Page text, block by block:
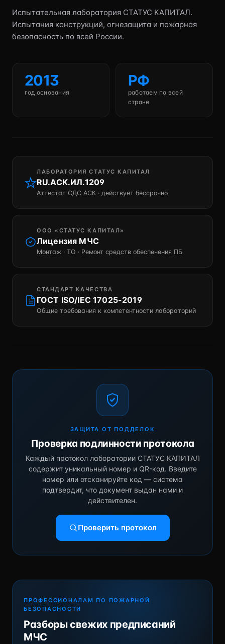
Испытательная лаборатория СТАТУС КАПИТАЛ.
Испытания конструкций, огнезащита и пожарная
безопасность по всей России.
2013
год основания
РФ
работаем по всей
стране
ЛАБОРАТОРИЯ СТАТУС КАПИТАЛ
RU.АСК.ИЛ.1209
Аттестат СДС АСК · действует бессрочно
ООО «СТАТУС КАПИТАЛ»
Лицензия МЧС
Монтаж · ТО · Ремонт средств обеспечения ПБ
СТАНДАРТ КАЧЕСТВА
ГОСТ ISO/IEC 17025-2019
Общие требования к компетентности лабораторий
ЗАЩИТА ОТ ПОДДЕЛОК
Проверка подлинности протокола
Каждый протокол лаборатории СТАТУС КАПИТАЛ
содержит уникальный номер и QR-код. Введите
номер или отсканируйте код — система
подтвердит, что документ выдан нами и
действителен.
Проверить протокол
ПРОФЕССИОНАЛАМ ПО ПОЖАРНОЙ
БЕЗОПАСНОСТИ
Разборы свежих предписаний
МЧС